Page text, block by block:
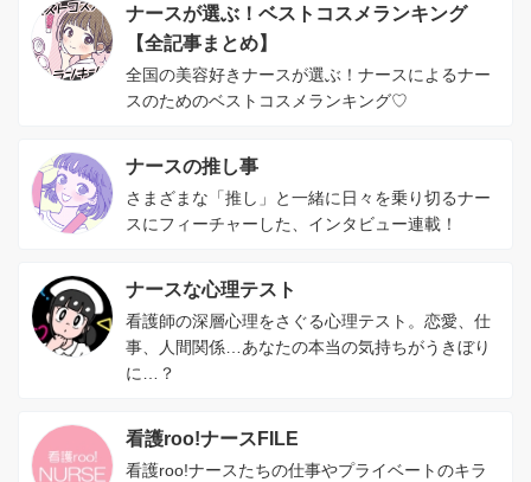
ナースが選ぶ！ベストコスメランキング
【全記事まとめ】
全国の美容好きナースが選ぶ！ナースによるナー
スのためのベストコスメランキング♡
ナースの推し事
さまざまな「推し」と一緒に日々を乗り切るナー
スにフィーチャーした、インタビュー連載！
ナースな心理テスト
看護師の深層心理をさぐる心理テスト。恋愛、仕
事、人間関係…あなたの本当の気持ちがうきぼり
に…？
看護roo!ナースFILE
看護roo!ナースたちの仕事やプライベートのキラ